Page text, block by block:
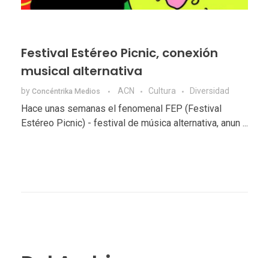
Festival Estéreo Picnic, conexión
musical alternativa
by Concéntrika Medios ACN Cultura Diversidad
Hace unas semanas el fenomenal FEP (Festival
Estéreo Picnic) - festival de música alternativa, anun ...